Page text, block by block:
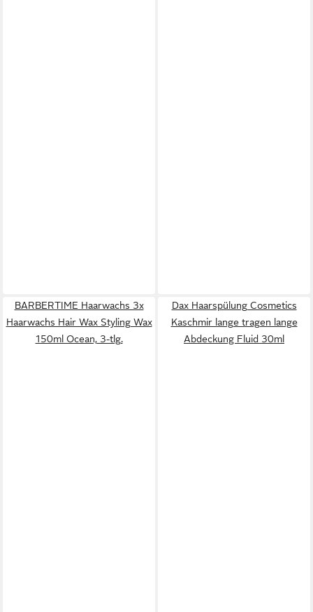
BARBERTIME Haarwachs 3x
Haarwachs Hair Wax Styling Wax
150ml Ocean, 3-tlg.
Dax Haarspülung Cosmetics
Kaschmir lange tragen lange
Abdeckung Fluid 30ml